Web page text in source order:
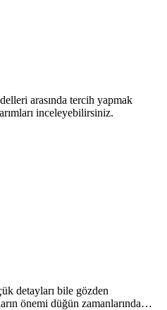
arasında tercih yapmak
inceleyebilirsiniz.
detayları bile gözden
önemi düğün zamanlarında…